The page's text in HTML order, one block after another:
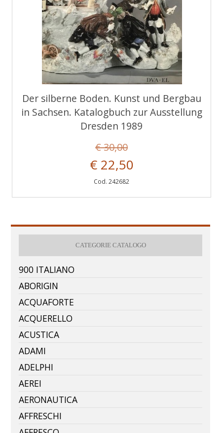
Der silberne Boden. Kunst und Bergbau
in Sachsen. Katalogbuch zur Ausstellung
Dresden 1989
€ 30,00
€ 22,50
Cod. 242682
CATEGORIE CATALOGO
900 ITALIANO
ABORIGIN
ACQUAFORTE
ACQUERELLO
ACUSTICA
ADAMI
ADELPHI
AEREI
AERONAUTICA
AFFRESCHI